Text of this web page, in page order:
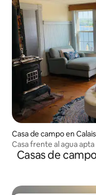
Casa de campo en Calais
Casa frente al agua
juegos
Casas de